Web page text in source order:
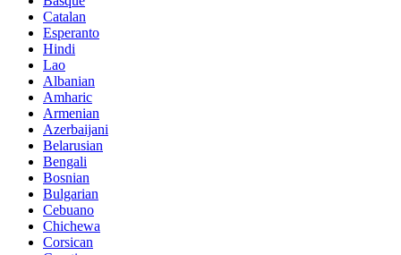
Catalan
Esperanto
Hindi
Lao
Albanian
Amharic
Armenian
Azerbaijani
Belarusian
Bengali
Bosnian
Bulgarian
Cebuano
Chichewa
Corsican